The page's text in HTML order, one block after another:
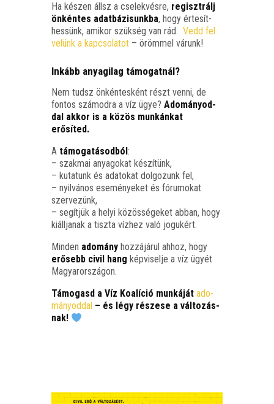
Ha készen állsz a cse­lek­vés­re, regiszt­rálj
önkén­tes adat­bá­zi­sunk­ba, hogy érte­sít­
hes­sünk, ami­kor szük­ség van rád. Vedd fel
velünk a kap­cso­la­tot – öröm­mel várunk!
Inkább anyagilag támogatnál?
Nem tudsz önkén­tes­ként részt ven­ni, de
fon­tos szá­mod­ra a víz ügye? Ado­má­nyod­
dal akkor is a közös mun­kán­kat
erősíted.
A támo­ga­tá­sod­ból :
– szak­mai anya­go­kat készí­tünk,
– kuta­tunk és ada­to­kat dol­go­zunk fel,
– nyil­vá­nos ese­mé­nye­ket és fóru­mo­kat
szer­ve­zünk,
– segít­jük a helyi közös­sé­ge­ket abban, hogy
kiáll­ja­nak a tisz­ta víz­hez való jogukért.
Min­den ado­mány hoz­zá­já­rul ahhoz, hogy
erő­sebb civil hang kép­vi­sel­je a víz ügyét
Magyarországon.
Támo­gasd a Víz Koa­lí­ció mun­ká­ját ado­
má­nyod­dal – és légy része­se a vál­to­zás­
nak!